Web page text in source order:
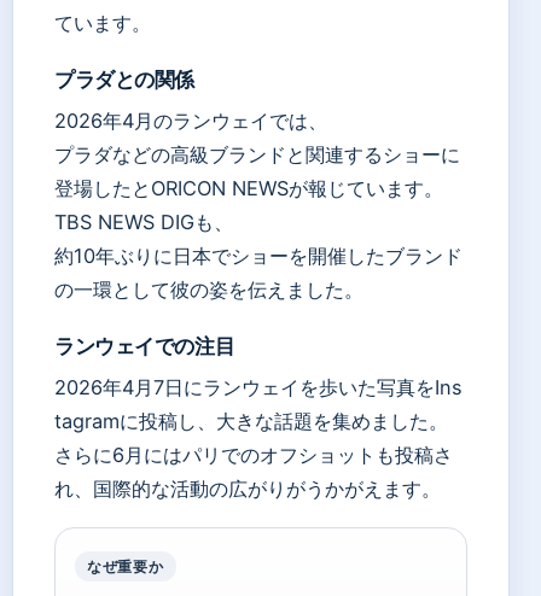
ています。
プラダとの関係
2026年4月のランウェイでは、
プラダなどの高級ブランドと関連するショーに
登場したとORICON NEWSが報じています。
TBS NEWS DIGも、
約10年ぶりに日本でショーを開催したブランド
の一環として彼の姿を伝えました。
ランウェイでの注目
2026年4月7日にランウェイを歩いた写真をIns
tagramに投稿し、大きな話題を集めました。
さらに6月にはパリでのオフショットも投稿さ
れ、国際的な活動の広がりがうかがえます。
なぜ重要か